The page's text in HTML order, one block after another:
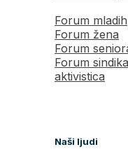
Forum mladih
Forum žena
Forum
Forum
aktivistica
Naši ljudi